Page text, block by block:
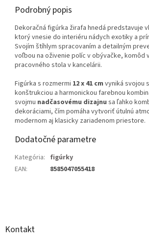
Podrobný popis
Dekoračná figúrka žirafa hnedá predstavuje
ktorý vnesie do interiéru nádych exotiky a
Svojím štíhlym spracovaním a detailným
voľbou na oživenie políc v obývačke, komôd
pracovného stola v kancelárii.
Figúrka s rozmermi 12 x 41 cm vyniká svojou
konštrukciou a harmonickou farebnou
svojmu nadčasovému dizajnu sa ľahko
dekoráciami, čím pomáha vytvoriť útulnú
modernom aj klasicky zariadenom priestore.
Dodatočné parametre
Kategória: figúrky
EAN: 8585047055418
Kontakt